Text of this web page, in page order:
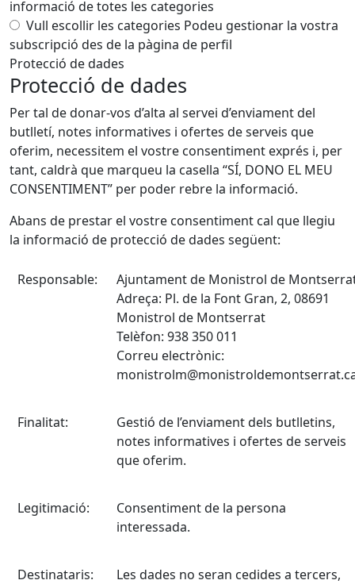
informació de totes les categories
Vull escollir les categories Podeu gestionar la vostra
subscripció des de la pàgina de perfil
Protecció de dades
Protecció de dades
Per tal de donar-vos d’alta al servei d’enviament del
butlletí, notes informatives i ofertes de serveis que
oferim, necessitem el vostre consentiment exprés i, per
tant, caldrà que marqueu la casella “SÍ, DONO EL MEU
CONSENTIMENT” per poder rebre la informació.
Abans de prestar el vostre consentiment cal que llegiu
la informació de protecció de dades següent:
Responsable:
Ajuntament de Monistrol de
Adreça: Pl. de la Font Gran, 2, 08691
Monistrol de Montserrat
Telèfon: 938 350 011
Correu electrònic:
Finalitat:
Gestió de l’enviament dels butlletins,
notes informatives i ofertes de serveis
que oferim.
Legitimació:
Consentiment de la persona
interessada.
Destinataris:
Les dades no seran cedides a tercers,